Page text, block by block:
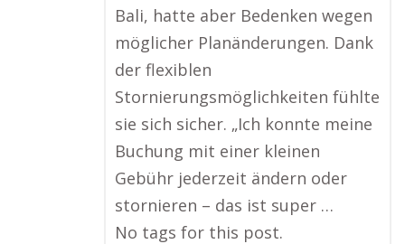
Bali, hatte aber Bedenken wegen
möglicher Planänderungen. Dank
der flexiblen
Stornierungsmöglichkeiten fühlte
sie sich sicher. „Ich konnte meine
Buchung mit einer kleinen
Gebühr jederzeit ändern oder
stornieren – das ist super …
No tags for this post.